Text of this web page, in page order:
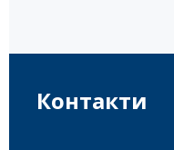
Контакти